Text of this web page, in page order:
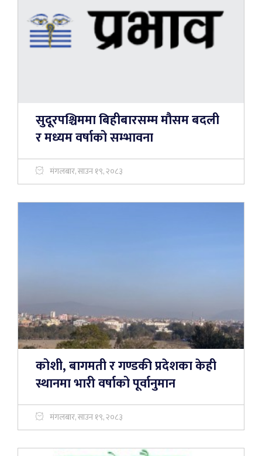
सुदूरपश्चिममा बिहीबारसम्म मौसम बदली
र मध्यम वर्षाको सम्भावना
मंगलबार, साउन १९, २०८३
कोशी, बागमती र गण्डकी प्रदेशका केही
स्थानमा भारी वर्षाको पूर्वानुमान
मंगलबार, साउन १९, २०८३